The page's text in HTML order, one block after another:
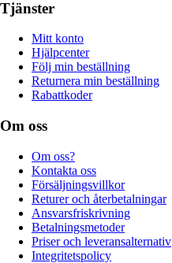
Tjänster
Mitt konto
Hjälpcenter
Följ min beställning
Returnera min beställning
Rabattkoder
Om oss
Om oss?
Kontakta oss
Försäljningsvillkor
Returer och återbetalningar
Ansvarsfriskrivning
Betalningsmetoder
Priser och leveransalternativ
Integritetspolicy